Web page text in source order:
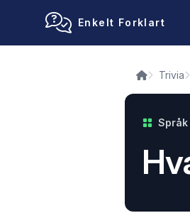
Enkelt Forklart
Trivia
Språk